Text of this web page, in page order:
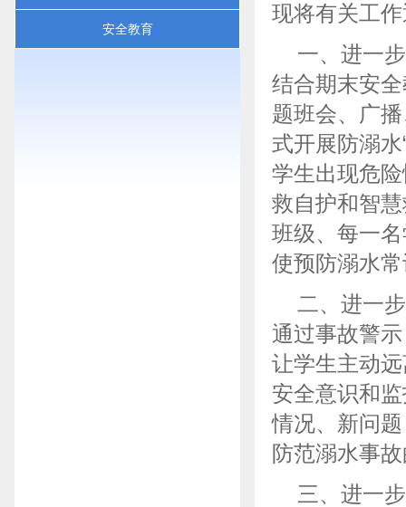
安全教育
现将有关工
一、进一
结合期末安
题班会、广
式开展防溺
学生出现危
救自护和智
班级、每一
使预防溺水
二、进一
通过事故警
让学生主动
安全意识和
情况、新问
防范溺水事
三、进一